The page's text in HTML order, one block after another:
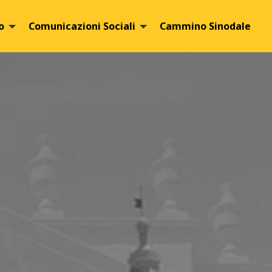
Comunicazioni Sociali Cammino Sinodale